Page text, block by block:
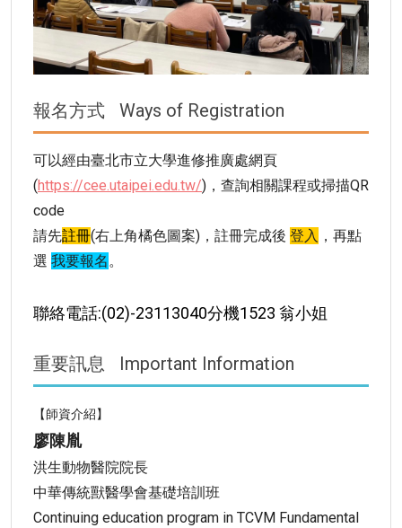
報名方式 Ways of Registration
可以經由臺北市立大學進修推廣處網頁
(https://cee.utaipei.edu.tw/)，查詢相關課程或掃描QR
code
請先註冊(右上角橘色圖案)，註冊完成後 登入 ，再點
選 我要報名 。
聯絡電話:(02)-23113040分機1523 翁小姐
重要訊息 Important Information
【師資介紹】
廖陳胤
洪生動物醫院院長
中華傳統獸醫學會基礎培訓班
Continuing education program in TCVM Fundamental